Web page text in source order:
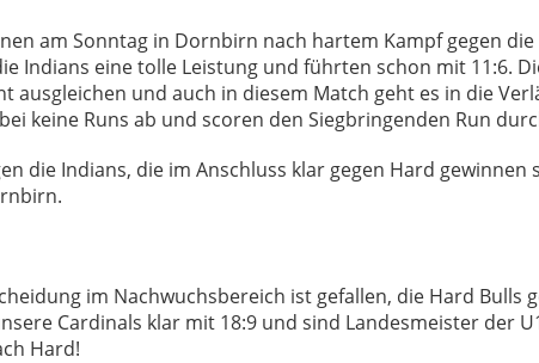
am Sonntag in Dornbirn nach hartem Kampf gegen
Indians eine tolle Leistung und führten schon mit 11:6.
ausgleichen und auch in diesem Match geht es in die
keine Runs ab und scoren den Siegbringenden Run
die Indians, die im Anschluss klar gegen Hard gewinnen
im Nachwuchsbereich ist gefallen, die Hard Bulls
Cardinals klar mit 18:9 und sind Landesmeister der
Hard!